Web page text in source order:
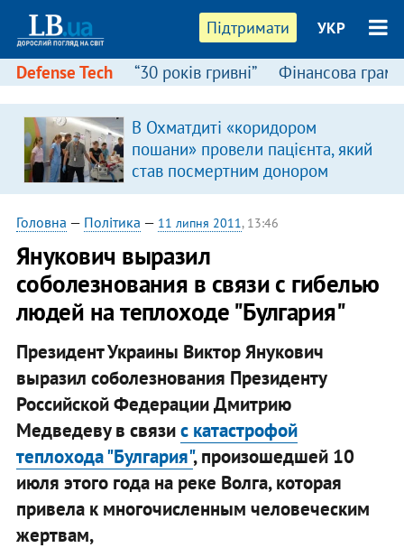
Підтримати УКР
Defense Tech “30 років гривні” Фінансова
В Охматдиті «коридором
пошани» провели пацієнта, який
став посмертним донором
Головна — Політика — 11 липня 2011, 13:46
Янукович выразил
соболезнования в связи с гибелью
людей на теплоходе "Булгария"
Президент Украины Виктор Янукович
выразил соболезнования Президенту
Российской Федерации Дмитрию
Медведеву в связис катастрофой
теплохода "Булгария", произошедшей 10
июля этого года на реке Волга, которая
привела к многочисленным человеческим
жертвам,